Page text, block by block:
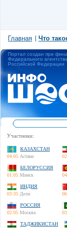
Главная Что
Портал создан при
Федерального
Российской Федерации
Участники:
КАЗАХСТАН
04:05 Астана
БЕЛОРУССИЯ
01:05 Минск
ИНДИЯ
03:35 Дели
РОССИЯ
02:05 Москва
ТАДЖИКИСТАН